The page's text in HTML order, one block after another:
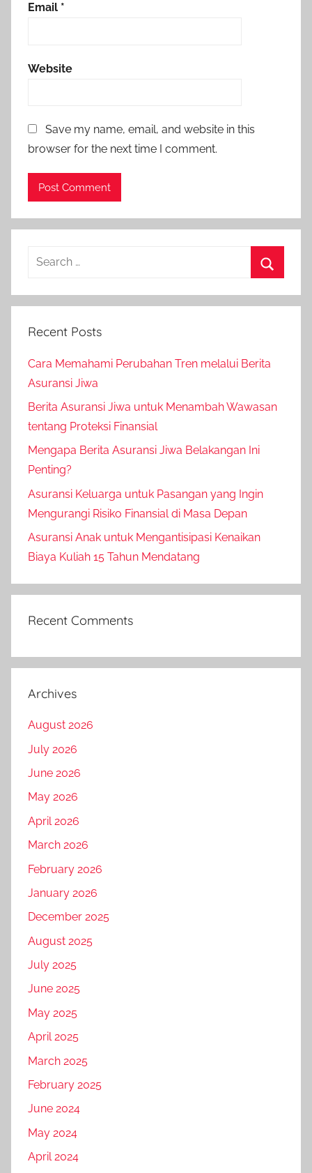
Email *
Website
Save my name, email, and website in this
browser for the next time I comment.
Recent Posts
Cara Memahami Perubahan Tren melalui Berita
Asuransi Jiwa
Berita Asuransi Jiwa untuk Menambah Wawasan
tentang Proteksi Finansial
Mengapa Berita Asuransi Jiwa Belakangan Ini
Penting?
Asuransi Keluarga untuk Pasangan yang Ingin
Mengurangi Risiko Finansial di Masa Depan
Asuransi Anak untuk Mengantisipasi Kenaikan
Biaya Kuliah 15 Tahun Mendatang
Recent Comments
Archives
August 2026
July 2026
June 2026
May 2026
April 2026
March 2026
February 2026
January 2026
December 2025
August 2025
July 2025
June 2025
May 2025
April 2025
March 2025
February 2025
June 2024
May 2024
April 2024